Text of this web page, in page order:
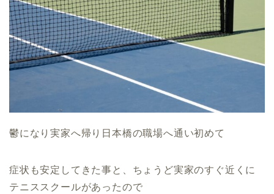
鬱になり実家へ帰り日本橋の職場へ通い初めて
症状も安定してきた事と、ちょうど実家のすぐ近くに
テニススクールがあったので